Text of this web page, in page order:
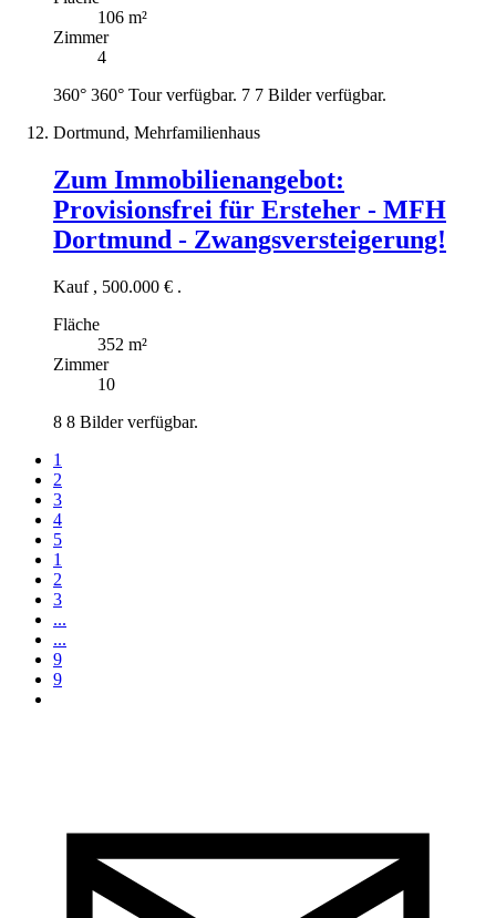
106 m²
Zimmer
4
360° 360° Tour verfügbar. 7 7 Bilder verfügbar.
Dortmund, Mehrfamilienhaus
Zum Immobilienangebot:
Provisionsfrei für Ersteher - MFH
Dortmund - Zwangsversteigerung!
Kauf , 500.000 € .
Fläche
352 m²
Zimmer
10
8 8 Bilder verfügbar.
1
2
3
4
5
1
2
3
...
...
9
9